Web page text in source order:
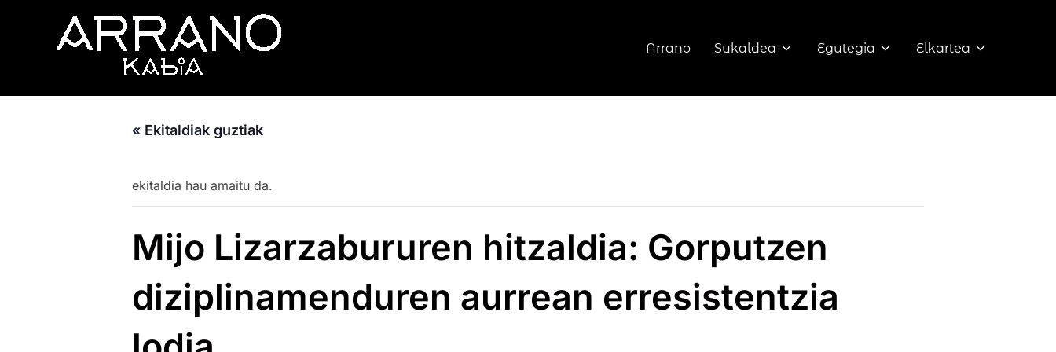
Arrano Sukaldea Egutegia Elkartea
« Ekitaldiak guztiak
ekitaldia hau amaitu da.
Mijo Lizarzabururen hitzaldia: Gorputzen
diziplinamenduren aurrean erresistentzia